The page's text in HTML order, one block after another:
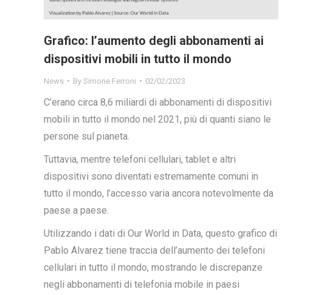
Grafico: l’aumento degli abbonamenti ai
dispositivi mobili in tutto il mondo
News By Simone Ferroni 02/02/2023
C’erano circa 8,6 miliardi di abbonamenti di dispositivi
mobili in tutto il mondo nel 2021, più di quanti siano le
persone sul pianeta.
Tuttavia, mentre telefoni cellulari, tablet e altri
dispositivi sono diventati estremamente comuni in
tutto il mondo, l’accesso varia ancora notevolmente da
paese a paese.
Utilizzando i dati di Our World in Data, questo grafico di
Pablo Alvarez tiene traccia dell’aumento dei telefoni
cellulari in tutto il mondo, mostrando le discrepanze
negli abbonamenti di telefonia mobile in paesi